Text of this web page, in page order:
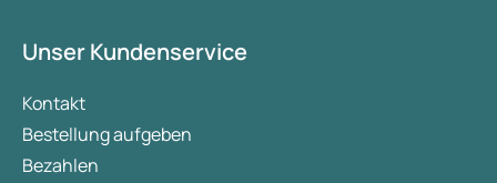
Unser Kundenservice
Kontakt
Bestellung aufgeben
Bezahlen